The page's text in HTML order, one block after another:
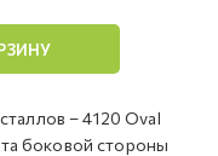
– 4120 Oval
боковой стороны